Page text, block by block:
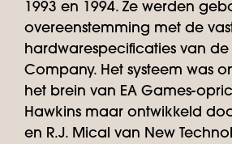
1993 en 1994. Ze werden
overeenstemming met de
hardwarespecificaties van de
Company. Het systeem was
het brein van EA Games-
Hawkins maar ontwikkeld
en R.J. Mical van New